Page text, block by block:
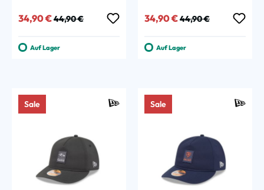
Verkaufspreis:
34,90 € Regulärer Preis:
44,90 €
Auf Lager
Verkaufspreis:
34,90 € Regulärer Preis:
44,90 €
Auf Lager
Sale Sale